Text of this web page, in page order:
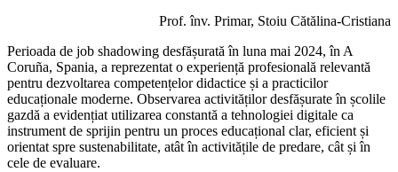
Prof. înv. Primar, Stoiu Cătălina-Cristiana
Perioada de job shadowing desfășurată în luna mai 2024, în A
Coruña, Spania, a reprezentat o experiență profesională relevantă
pentru dezvoltarea competențelor didactice și a practicilor
educaționale moderne. Observarea activităților desfășurate în școlile
gazdă a evidențiat utilizarea constantă a tehnologiei digitale ca
instrument de sprijin pentru un proces educațional clar, eficient și
orientat spre sustenabilitate, atât în activitățile de predare, cât și în
cele de evaluare.